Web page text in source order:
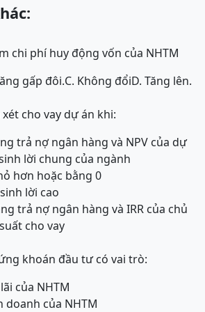
chi phí huy động vốn của NHTM
gấp đôi.C. Không đổiD. Tăng lên.
cho vay dự án khi:
trả nợ ngân hàng và NPV của dự
lời chung của ngành
hơn hoặc bằng 0
lời cao
trả nợ ngân hàng và IRR của chủ
cho vay
khoán đầu tư có vai trò:
của NHTM
doanh của NHTM